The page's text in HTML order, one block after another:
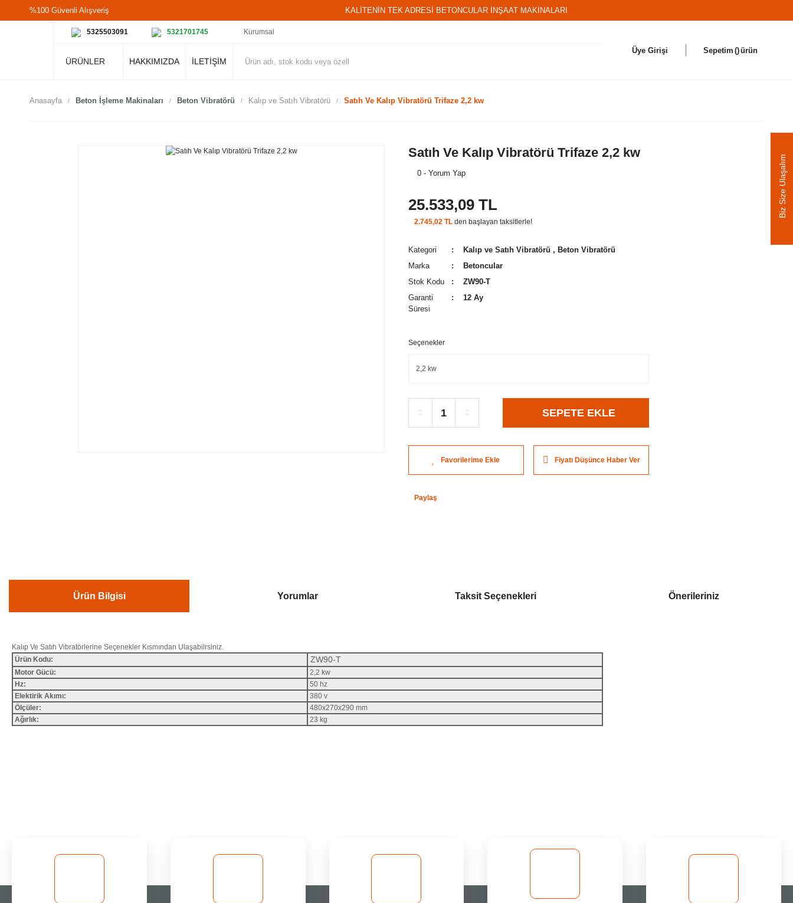
%100 Güvenli Alışveriş KALİTENİN TEK ADRESİ BETONCULAR İNŞAAT MAKİNALARI
5325503091 5321701745 Kurumsal
ÜRÜNLER HAKKIMIZDA İLETİŞİM
Üye Girişi Sepetim ürün
Anasayfa Beton İşleme Makinaları Beton Vibratörü Kalıp ve Satıh Vibratörü Satıh Ve Kalıp Vibratörü Trifaze 2,2 kw
Satıh Ve Kalıp Vibratörü Trifaze 2,2 kw
0 - Yorum Yap
25.533,09 TL
2.745,02 TL den başlayan taksitlerle!
Kategori Kalıp ve Satıh Vibratörü , Beton Vibratörü
Marka
Betoncular
Stok Kodu
ZW90-T
Garanti
Süresi
12 Ay
Seçenekler
SEPETE EKLE
Fiyatı Düşünce Haber Ver
Paylaş
Ürün Bilgisi Yorumlar Taksit Seçenekleri Önerileriniz
Kalıp Ve Satıh Vibratörlerine Seçenekler Kısmından Ulaşabilrsiniz.
Ürün Kodu:
ZW90-T
Motor Gücü:
2,2 kw
Hz:
50 hz
Elektirik Akımı:
380 v
Ölçüler:
480x270x290 mm
Ağırlık:
23 kg
Bu ürüne benzer farklı alternatifler olmalı.
Biz Size Ulaşalım